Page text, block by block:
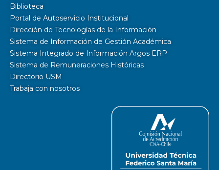
Biblioteca
Portal de Autoservicio Institucional
Dirección de Tecnologías de la Información
Sistema de Información de Gestión Académica
Sistema Integrado de Información Argos ERP
Sistema de Remuneraciones Históricas
Directorio USM
Trabaja con nosotros